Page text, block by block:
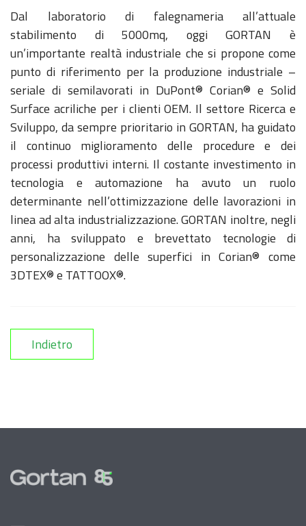
Dal laboratorio di falegnameria all’attuale
stabilimento di 5000mq, oggi GORTAN è
un’importante realtà industriale che si propone come
punto di riferimento per la produzione industriale –
seriale di semilavorati in DuPont® Corian® e Solid
Surface acriliche per i clienti OEM. Il settore Ricerca e
Sviluppo, da sempre prioritario in GORTAN, ha guidato
il continuo miglioramento delle procedure e dei
processi produttivi interni. Il costante investimento in
tecnologia e automazione ha avuto un ruolo
determinante nell’ottimizzazione delle lavorazioni in
linea ad alta industrializzazione. GORTAN inoltre, negli
anni, ha sviluppato e brevettato tecnologie di
personalizzazione delle superfici in Corian® come
3DTEX® e TATTOOX®.
Indietro